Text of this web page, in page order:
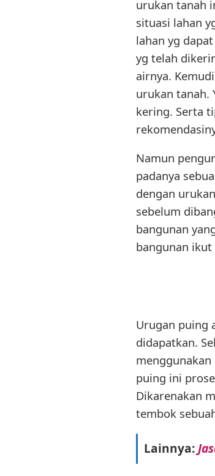
urukan tanah
situasi lahan
lahan yg
yg telah
airnya.
urukan tanah.
kering. Serta
Namun
padanya
dengan
sebelum
bangunan
bangunan
Urugan puing
didapatkan.
puing ini
Dikarenakan
tembok
Lainnya: